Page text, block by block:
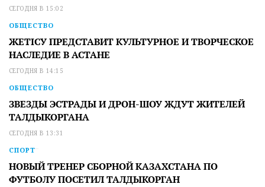
СЕГОДНЯ В 15:02
ОБЩЕСТВО
ЖЕТІСУ ПРЕДСТАВИТ КУЛЬТУРНОЕ И ТВОРЧЕСКОЕ
НАСЛЕДИЕ В АСТАНЕ
СЕГОДНЯ В 14:15
ОБЩЕСТВО
ЗВЕЗДЫ ЭСТРАДЫ И ДРОН-ШОУ ЖДУТ ЖИТЕЛЕЙ
ТАЛДЫКОРГАНА
СЕГОДНЯ В 13:31
СПОРТ
НОВЫЙ ТРЕНЕР СБОРНОЙ КАЗАХСТАНА ПО
ФУТБОЛУ ПОСЕТИЛ ТАЛДЫКОРГАН